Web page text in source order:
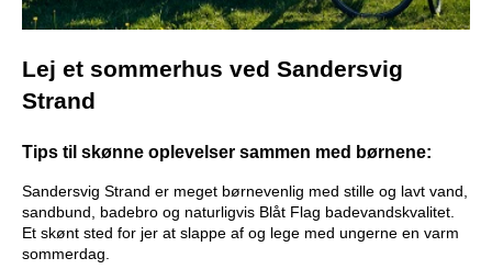
Lej et sommerhus ved Sandersvig
Strand
Tips til skønne oplevelser sammen med børnene:
Sandersvig Strand er meget børnevenlig med stille og lavt vand,
sandbund, badebro og naturligvis Blåt Flag badevandskvalitet.
Et skønt sted for jer at slappe af og lege med ungerne en varm
sommerdag.